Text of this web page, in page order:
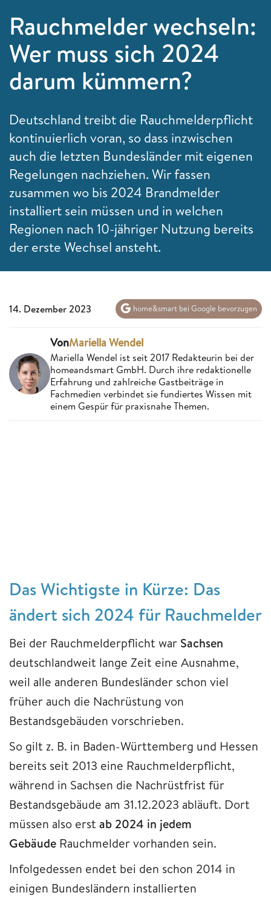
Rauchmelder wechseln:
Wer muss sich 2024
darum kümmern?
Deutschland treibt die Rauchmelderpflicht
kontinuierlich voran, so dass inzwischen
auch die letzten Bundesländer mit eigenen
Regelungen nachziehen. Wir fassen
zusammen wo bis 2024 Brandmelder
installiert sein müssen und in welchen
Regionen nach 10-jähriger Nutzung bereits
der erste Wechsel ansteht.
14. Dezember 2023 home&smart bei Google bevorzugen
VonMariella Wendel
Mariella Wendel ist seit 2017 Redakteurin bei der
homeandsmart GmbH. Durch ihre redaktionelle
Erfahrung und zahlreiche Gastbeiträge in
Fachmedien verbindet sie fundiertes Wissen mit
einem Gespür für praxisnahe Themen.
Das Wichtigste in Kürze: Das
ändert sich 2024 für Rauchmelder
Bei der Rauchmelderpflicht war Sachsen
deutschlandweit lange Zeit eine Ausnahme,
weil alle anderen Bundesländer schon viel
früher auch die Nachrüstung von
Bestandsgebäuden vorschrieben.
So gilt z. B. in Baden-Württemberg und Hessen
bereits seit 2013 eine Rauchmelderpflicht,
während in Sachsen die Nachrüstfrist für
Bestandsgebäude am 31.12.2023 abläuft. Dort
müssen also erst ab 2024 in jedem
Gebäude Rauchmelder vorhanden sein.
Infolgedessen endet bei den schon 2014 in
einigen Bundesländern installierten